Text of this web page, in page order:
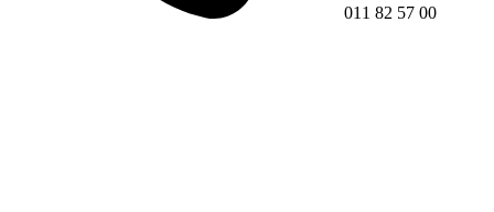
011 82 57 00